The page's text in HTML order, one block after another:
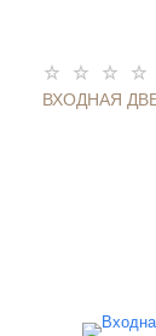
ВХОДНАЯ